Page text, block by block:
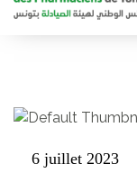
6 juillet 2023